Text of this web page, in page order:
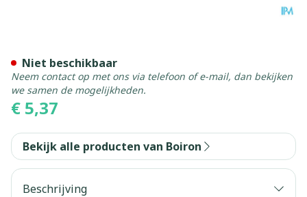
€ 5,37
Niet beschikbaar
Neem contact op met ons via telefoon of e-mail, dan bekijken
we samen de mogelijkheden.
Bekijk alle producten van Boiron
Beschrijving